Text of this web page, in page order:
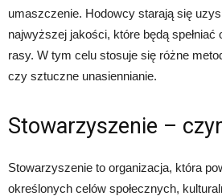
umaszczenie. Hodowcy starają się
najwyższej jakości, które będą spełniać
rasy. W tym celu stosuje się różne
czy sztuczne unasiennianie.
Stowarzyszenie –
Stowarzyszenie to organizacja, która
określonych celów społecznych,